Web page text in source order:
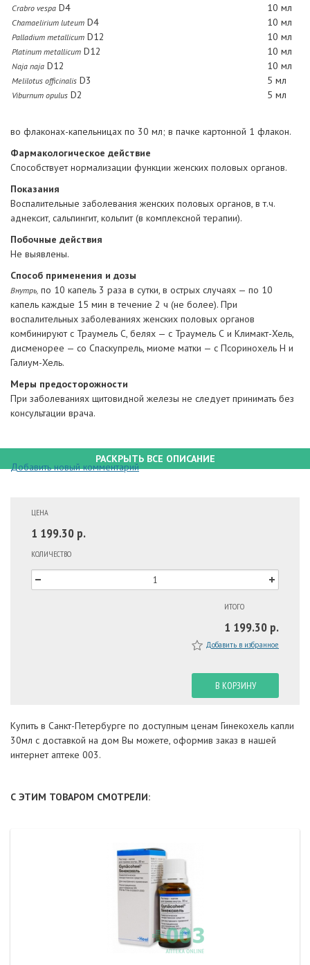
Crabro vespa D4 10 мл
Chamaelirium luteum D4 10 мл
Palladium metallicum D12 10 мл
Platinum metallicum D12 10 мл
Naja naja D12 10 мл
Melilotus officinalis D3 5 мл
Viburnum opulus D2 5 мл
во флаконах-капельницах по 30 мл; в пачке картонной 1 флакон.
Фармакологическое действие
Способствует нормализации функции женских половых органов.
Показания
Воспалительные заболевания женских половых органов, в т.ч.
аднексит, сальпингит, кольпит (в комплексной терапии).
Побочные действия
Не выявлены.
Способ применения и дозы
Внутрь, по 10 капель 3 раза в сутки, в острых случаях — по 10
капель каждые 15 мин в течение 2 ч (не более). При
воспалительных заболеваниях женских половых органов
комбинируют с Траумель C, белях — с Траумель С и Климакт-Хель,
дисменорее — со Спаскупрель, миоме матки — с Псоринохель Н и
Галиум-Хель.
Меры предосторожности
При заболеваниях щитовидной железы не следует принимать без
консультации врача.
РАСКРЫТЬ ВСЕ ОПИСАНИЕ
Добавить новый комментарий
ЦЕНА
1 199.30 р.
КОЛИЧЕСТВО
ИТОГО
1 199.30 р.
Добавить в избранное
В КОРЗИНУ
Купить в Санкт-Петербурге по доступным ценам Гинекохель капли
30мл с доставкой на дом Вы можете, оформив заказ в нашей
интернет аптеке 003.
С ЭТИМ ТОВАРОМ СМОТРЕЛИ: